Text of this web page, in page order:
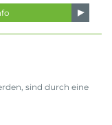
sind durch eine